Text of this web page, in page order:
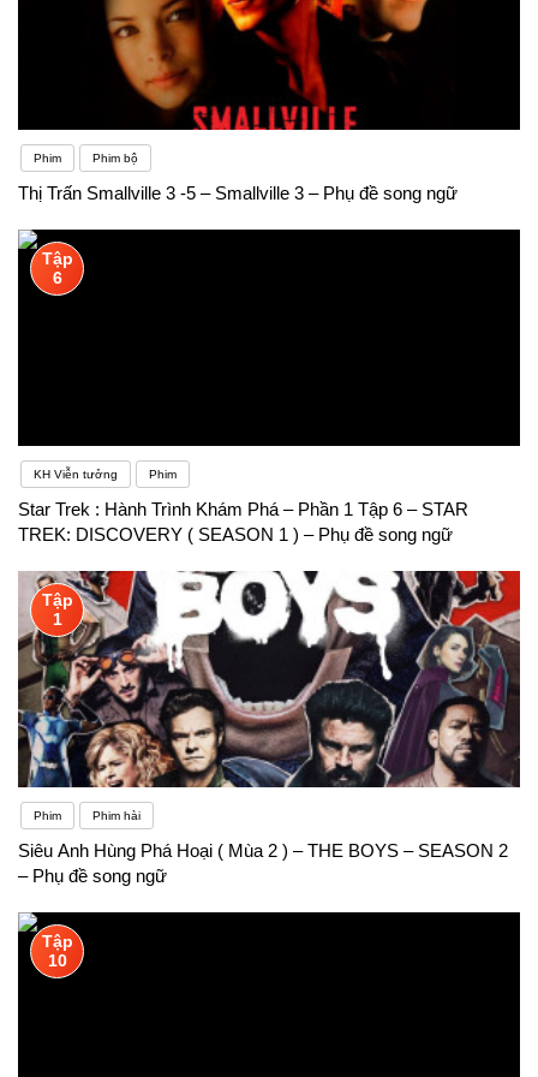
Phim Phim bộ
Thị Trấn Smallville 3 -5 – Smallville 3 – Phụ đề song ngữ
Tập
6
KH Viễn tưởng Phim
Star Trek : Hành Trình Khám Phá – Phần 1 Tập 6 – STAR
TREK: DISCOVERY ( SEASON 1 ) – Phụ đề song ngữ
Tập
1
Phim Phim hài
Siêu Anh Hùng Phá Hoại ( Mùa 2 ) – THE BOYS – SEASON 2
– Phụ đề song ngữ
Tập
10